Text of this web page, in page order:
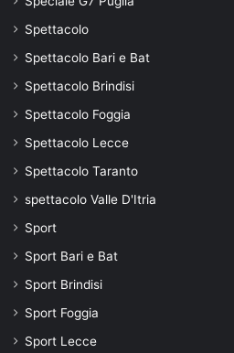
Spettacolo
Spettacolo Bari e Bat
Spettacolo Brindisi
Spettacolo Foggia
Spettacolo Lecce
Spettacolo Taranto
spettacolo Valle D'Itria
Sport
Sport Bari e Bat
Sport Brindisi
Sport Foggia
Sport Lecce